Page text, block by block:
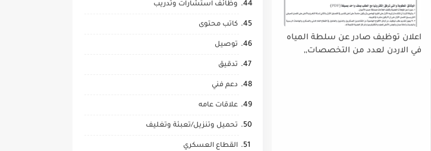
اعلان توظيف صادر عن سلطة المياه
في الاردن لعدد من التخصصات,,
وظائف استشارات وتدريب
كاتب محتوى
توصيل
تدقيق
دعم فني
علاقات عامه
تحميل وتنزيل/تعبئة وتغليف
القطاع العسكري